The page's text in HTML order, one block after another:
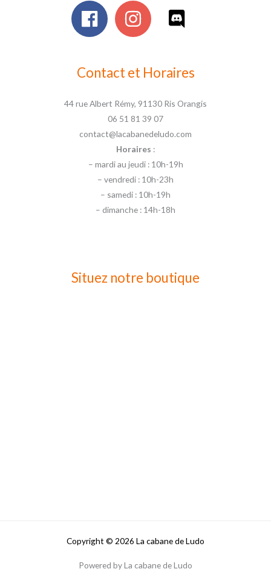
Contact et Horaires
44 rue Albert Rémy, 91130 Ris Orangis
06 51 81 39 07
contact@lacabanedeludo.com
Horaires :
– mardi au jeudi : 10h-19h
– vendredi : 10h-23h
– samedi : 10h-19h
– dimanche : 14h-18h
Situez notre boutique
Copyright © 2026 La cabane de Ludo
Powered by La cabane de Ludo